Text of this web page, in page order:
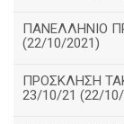
ΠΑΝΕΛΛΗΝΙΟ
(22/10/2021)
ΠΡΟΣΚΛΗΣΗ
23/10/21 (22/